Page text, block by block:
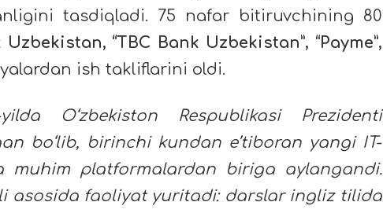
tasdiqladi. 75 nafar bitiruvchining 80
Uzbekistan, “TBC Bank Uzbekistan”, “Payme”,
ish takliflarini oldi.
O‘zbekiston Respublikasi Prezidenti
bo‘lib, birinchi kundan e’tiboran yangi IT-
muhim platformalardan biriga aylangandi.
asosida faoliyat yuritadi: darslar ingliz tilida